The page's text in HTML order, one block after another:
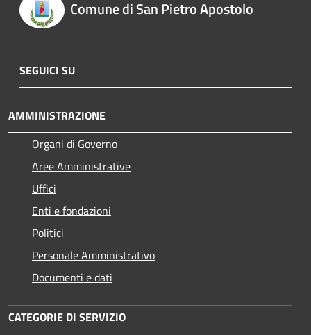
Comune di San Pietro Apostolo
SEGUICI SU
AMMINISTRAZIONE
Organi di Governo
Aree Amministrative
Uffici
Enti e fondazioni
Politici
Personale Amministrativo
Documenti e dati
CATEGORIE DI SERVIZIO